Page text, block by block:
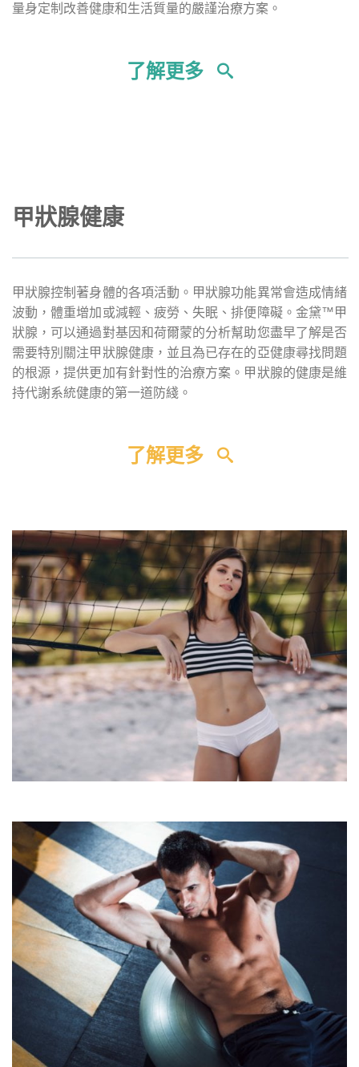
量身定制改善健康和生活質量的嚴謹治療方案。
了解更多
甲狀腺健康
甲狀腺控制著身體的各項活動。甲狀腺功能異常會造成情緒
波動，體重增加或減輕、疲勞、失眠、排便障礙。金黛™甲
狀腺，可以通過對基因和荷爾蒙的分析幫助您盡早了解是否
需要特別關注甲狀腺健康，並且為已存在的亞健康尋找問題
的根源，提供更加有針對性的治療方案。甲狀腺的健康是維
持代謝系統健康的第一道防綫。
了解更多